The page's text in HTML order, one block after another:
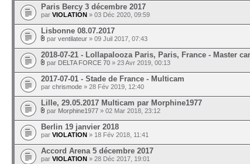
Paris Bercy 3 décembre 2017
par VIOLATION » 03 Déc 2020, 09:59
Lisbonne 08.07.2017
par ventilateur » 09 Juil 2017, 07:43
2018-07-21 - Lollapalooza Paris, Paris, France - Master
par DELTA FORCE 70 » 23 Avr 2019, 00:13
2017-07-01 - Stade de France - Multicam
par chrismode » 28 Fév 2019, 12:40
Lille, 29.05.2017 Multicam par Morphine1977
par Morphine1977 » 02 Mar 2018, 23:12
Berlin 19 janvier 2018
par VIOLATION » 18 Fév 2018, 11:41
Accord Arena 5 décembre 2017
par VIOLATION » 28 Déc 2017, 19:01